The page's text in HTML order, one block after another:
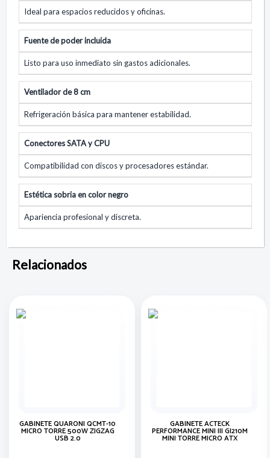
Ideal para espacios reducidos y oficinas.
Fuente de poder incluida
Listo para uso inmediato sin gastos adicionales.
Ventilador de 8 cm
Refrigeración básica para mantener estabilidad.
Conectores SATA y CPU
Compatibilidad con discos y procesadores estándar.
Estética sobria en color negro
Apariencia profesional y discreta.
Relacionados
GABINETE QUARONI QCMT-10
MICRO TORRE 500W ZIGZAG
USB 2.0
GABINETE ACTECK
PERFORMANCE MINI III GI210M
MINI TORRE MICRO ATX